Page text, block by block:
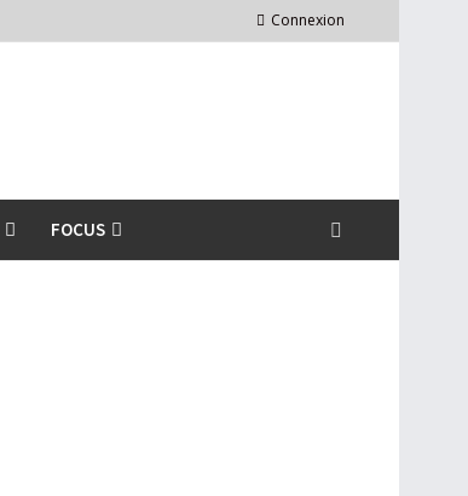
Connexion
FOCUS